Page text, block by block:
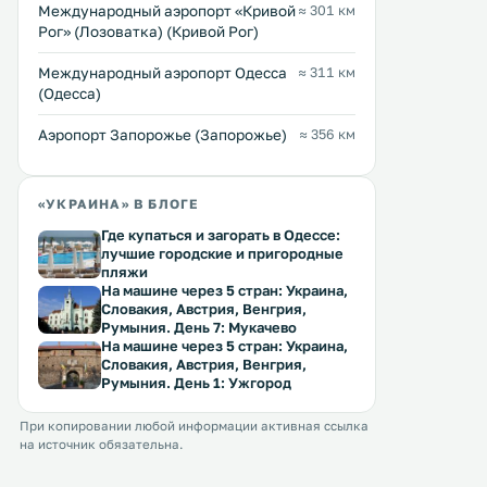
Международный аэропорт «Кривой
Рог» (Лозоватка) (Кривой Рог)
≈ 301 км
Международный аэропорт Одесса
(Одесса)
≈ 311 км
Аэропорт Запорожье (Запорожье) ≈ 356 км
«УКРАИНА» В БЛОГЕ
Где купаться и загорать в Одессе:
лучшие городские и пригородные
пляжи
На машине через 5 стран: Украина,
Словакия, Австрия, Венгрия,
Румыния. День 7: Мукачево
На машине через 5 стран: Украина,
Словакия, Австрия, Венгрия,
Румыния. День 1: Ужгород
При копировании любой информации активная ссылка
на источник обязательна.